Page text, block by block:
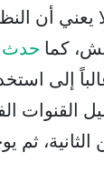
أن
كما حدث
هذا النجاح غالباً إلى
القنوات
ثم